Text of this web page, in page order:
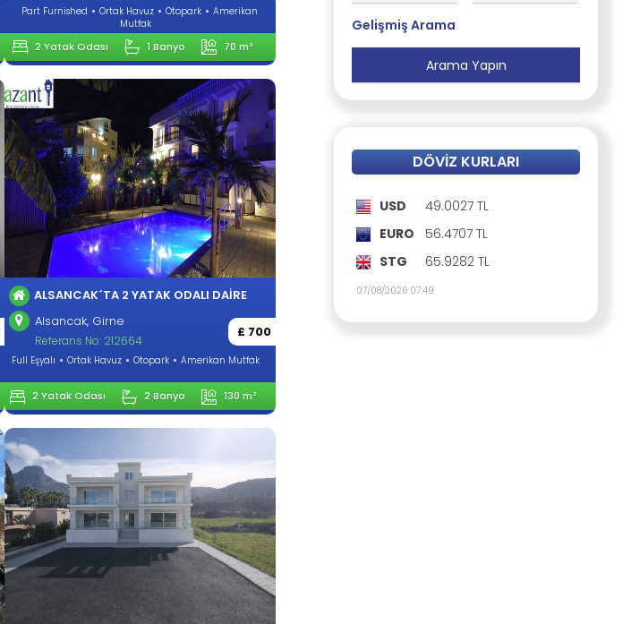
Part Furnished Ortak Havuz Otopark
Amerikan
Mutfak
2 Yatak Odası 1 Banyo 70 m²
ALSANCAK´TA 2 YATAK ODALI DAİRE
Alsancak, Girne
£ 700
Referans No: 212664
Full Eşyalı Ortak Havuz Otopark Amerikan Mutfak
2 Yatak Odası 2 Banyo 130 m²
Gelişmiş Arama
DÖVIZ KURLARI
USD
49.0027 TL
EURO
56.4707 TL
STG
65.9282 TL
07/08/2026 07:49